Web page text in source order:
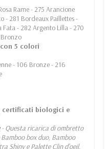
Rame - 275 Arancione
- 281 Bordeaux Paillettes -
Fata - 282 Argento Lilla - 270
5 colori
- 106 Bronze - 216
certificati biologici e
- Questa ricarica di ombretto
box duo, Bamboo
Shiny e Palette Clin d'oeil.